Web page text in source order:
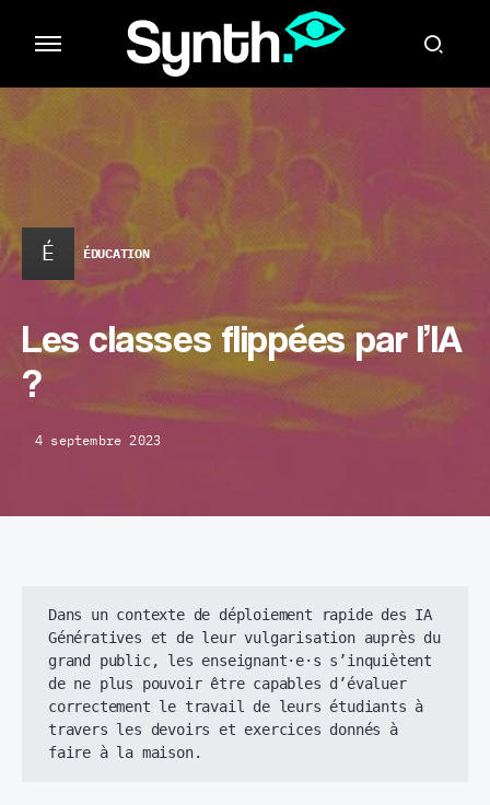
É ÉDUCATION
Les classes flippées par l’IA
?
4 septembre 2023
Dans un contexte de déploiement rapide des IA
Génératives et de leur vulgarisation auprès du
grand public, les enseignant·e·s s’inquiètent
de ne plus pouvoir être capables d’évaluer
correctement le travail de leurs étudiants à
travers les devoirs et exercices donnés à
faire à la maison.